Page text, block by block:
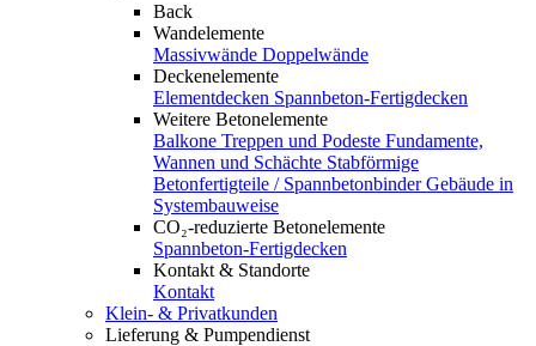
Back
Wandelemente
Massivwände Doppelwände
Deckenelemente
Elementdecken Spannbeton-Fertigdecken
Weitere Betonelemente
Balkone Treppen und Podeste Fundamente,
Wannen und Schächte Stabförmige
Betonfertigteile / Spannbetonbinder Gebäude in
Systembauweise
CO₂-reduzierte Betonelemente
Spannbeton-Fertigdecken
Kontakt & Standorte
Kontakt
Klein- & Privatkunden
Lieferung & Pumpendienst